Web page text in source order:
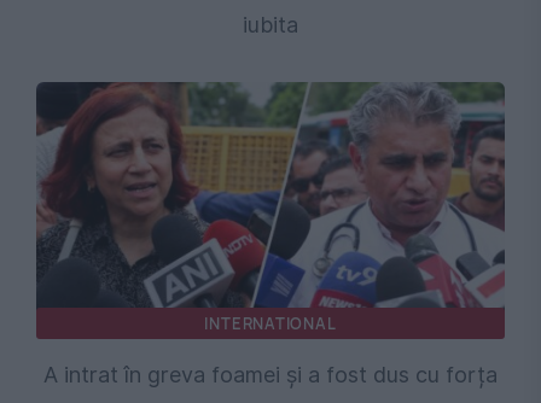
iubita
INTERNATIONAL
A intrat în greva foamei și a fost dus cu forța